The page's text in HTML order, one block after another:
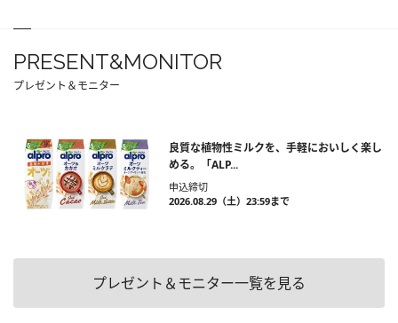
PRESENT&MONITOR
プレゼント＆モニター
良質な植物性ミルクを、手軽においしく楽し
める。「ALP...
申込締切
2026.08.29（土）23:59まで
プレゼント＆モニター一覧を見る